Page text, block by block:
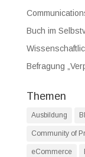
Buch im
Befragung
Themen
Ausbildung
Community of
eCommerce